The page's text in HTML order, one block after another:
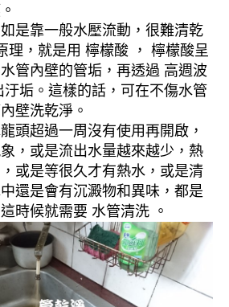
是靠一般水壓流動，很難清乾
理，就是用 檸檬酸 ， 檸檬酸呈
管內壁的管垢，再透過 高週波
垢。這樣的話，可在不傷水管
壁洗乾淨。
頭超過一周沒有使用再開啟，
，或是流出水量越來越少，熱
或是等很久才有熱水，或是清
還是會有沉澱物和異味，都是
時候就需要 水管清洗 。